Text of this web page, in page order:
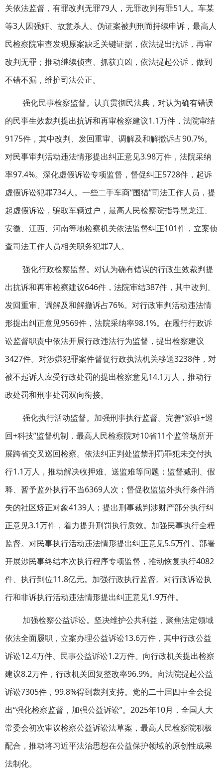
关依法监督，有罪改判无罪79人，无罪改判有罪51人。车某
等3人因强奸、故意杀人、伪证案被判刑而持续申诉，最高人
民检察院审查发现原案缺乏关键证据，依法提出抗诉，再审
改判无罪；推动继续侦查、抓获真凶，依法提起公诉，做到
不错不漏，维护司法公正。
强化民事检察监督。认真贯彻民法典，对认为确有错误
的民事生效裁判提出抗诉和再审检察建议1.1万件，法院审结
9175件，其中改判、发回重审、调解及和解撤诉占90.7%。
对民事审判活动违法情形提出纠正意见3.98万件，法院采纳
率97.4%。深化虚假诉讼专项监督，督促纠正5728件，起诉
虚假诉讼犯罪734人。一些二手车商“围猎”司法工作人员，提
起虚假诉讼，骗取车辆过户，最高人民检察院指导黑龙江、
安徽、江西、河南等地检察机关依法监督纠正101件，立案侦
查司法工作人员相关职务犯罪7人。
强化行政检察监督。对认为确有错误的行政生效裁判提
出抗诉和再审检察建议646件，法院审结387件，其中改判、
发回重审、调解及和解撤诉占76%。对行政审判活动违法情
形提出纠正意见9569件，法院采纳率98.1%。在履行行政诉
讼监督职责中依法开展行政违法行为监督，提出检察建议
3427件。对涉嫌犯罪案件督促行政执法机关移送3238件，对
被不起诉人应受行政处罚的提出检察意见14.1万人，推动行
政处罚和刑事处罚双向衔接。
强化执行活动监督。加强刑事执行监督。完善“派驻+巡
回+科技”监督机制，最高人民检察院对10省11个监管场所开
展跨省交叉巡回检察。依法纠正判处监禁刑罚罪犯未交付执
行1.1万人，推动解决收押难、送监难等问题；监督减刑、假
释、暂予监外执行不当6369人次；督促收监监外执行条件消
失的社区矫正对象4139人；提出刑事裁判涉财产部分执行纠
正意见3.1万件，着力提升刑罚执行质效。加强民事执行全程
监督。对民事执行活动违法情形提出纠正意见5.5万件。部署
开展涉民事终结本次执行程序专项监督，推动恢复执行4082
件、执行到位11.8亿元。加强行政执行监督。对行政诉讼执
行和非诉执行活动违法情形提出纠正意见1.9万件。
加强检察公益诉讼。坚决维护公共利益，聚焦法定领域
依法全面履职，立案办理公益诉讼13.6万件，其中行政公益
诉讼12.4万件、民事公益诉讼1.2万件。向行政机关提出检察
建议8.2万件，行政机关回复整改率96.9%。向法院提起公益
诉讼7305件，99.8%得到裁判支持。党的二十届四中全会提
出“强化检察监督，加强公益诉讼”。2025年10月，全国人大
常委会初次审议检察公益诉讼法草案，最高人民检察院积极
配合，推动将习近平法治思想在公益保护领域的原创性成果
法制化。